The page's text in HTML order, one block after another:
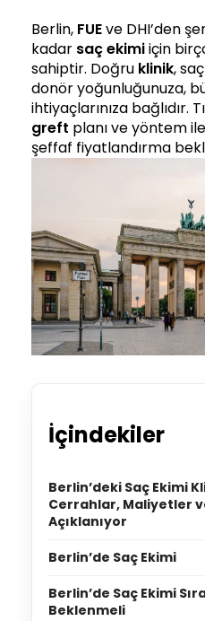
Berlin, FUEve DHI’den
kadar saç ekimiiçin
sahiptir. Doğru klinik,
donör yoğunluğunuza,
ihtiyaçlarınıza bağlıdır.
greft planı ve yöntem
şeffaf fiyatlandırma
İçindekiler
Berlin’deki Saç Ekimi
Cerrahlar, Maliyetler
Açıklanıyor
Berlin’de Saç Ekimi
Berlin’de Saç Ekimi
Beklenmeli